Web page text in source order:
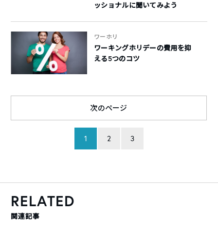
ッショナルに聞いてみよう
ワーホリ
ワーキングホリデーの費用を抑
える5つのコツ
1 2 3
次のページ
RELATED
関連記事